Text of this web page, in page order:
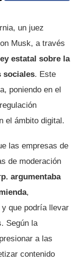
un juez
Musk, a través
estatal sobre la
sociales. Este
poniendo en el
el ámbito digital.
las empresas de
de moderación
argumentaba
,
que podría llevar
Según la
a las
contenido